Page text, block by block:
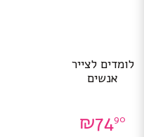
לומדים לצייר
אנשים
₪7490